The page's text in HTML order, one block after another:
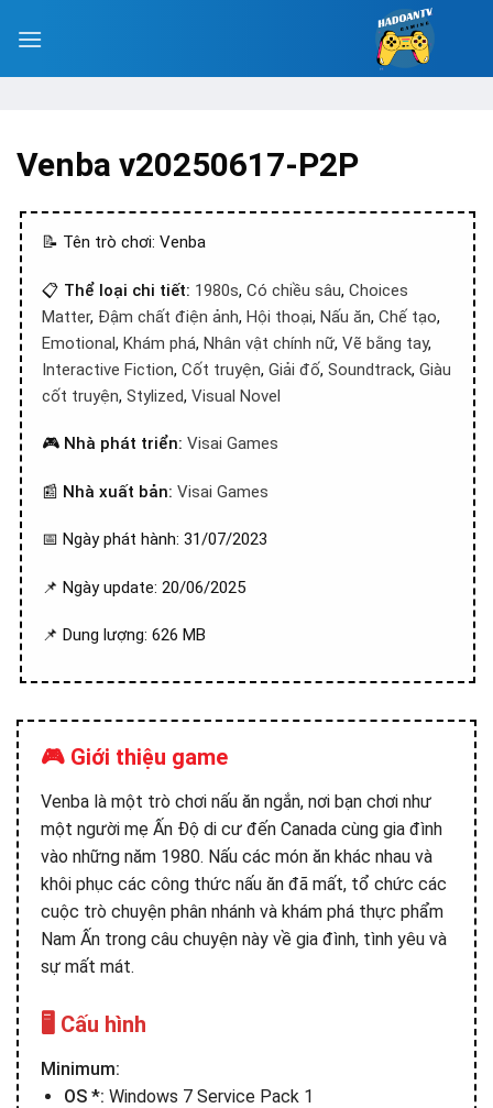
Venba v20250617-P2P
📝 Tên trò chơi: Venba
📋 Thể loại chi tiết: 1980s, Có chiều sâu, Choices
Matter, Đậm chất điện ảnh, Hội thoại, Nấu ăn, Chế tạo,
Emotional, Khám phá, Nhân vật chính nữ, Vẽ bằng tay,
Interactive Fiction, Cốt truyện, Giải đố, Soundtrack, Giàu
cốt truyện, Stylized, Visual Novel
🎮 Nhà phát triển: Visai Games
📰 Nhà xuất bản: Visai Games
📅 Ngày phát hành: 31/07/2023
📌 Ngày update: 20/06/2025
📌 Dung lượng: 626 MB
🎮 Giới thiệu game
Venba là một trò chơi nấu ăn ngắn, nơi bạn chơi như
một người mẹ Ấn Độ di cư đến Canada cùng gia đình
vào những năm 1980. Nấu các món ăn khác nhau và
khôi phục các công thức nấu ăn đã mất, tổ chức các
cuộc trò chuyện phân nhánh và khám phá thực phẩm
Nam Ấn trong câu chuyện này về gia đình, tình yêu và
sự mất mát.
🖥️ Cấu hình
Minimum:
OS *: Windows 7 Service Pack 1